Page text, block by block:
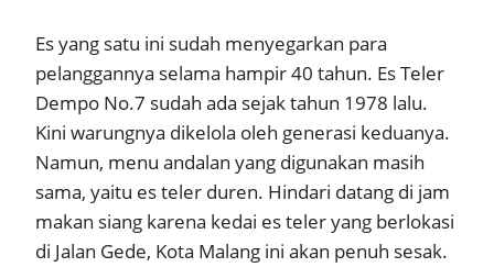
Es yang satu ini sudah menyegarkan para
pelanggannya selama hampir 40 tahun. Es Teler
Dempo No.7 sudah ada sejak tahun 1978 lalu.
Kini warungnya dikelola oleh generasi keduanya.
Namun, menu andalan yang digunakan masih
sama, yaitu es teler duren. Hindari datang di jam
makan siang karena kedai es teler yang berlokasi
di Jalan Gede, Kota Malang ini akan penuh sesak.